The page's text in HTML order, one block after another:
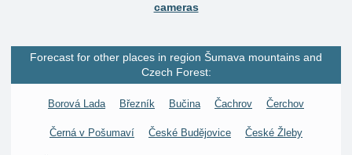
cameras
Forecast for other places in region Šumava mountains and
Czech Forest:
Borová Lada Březník Bučina Čachrov Čerchov
Černá v Pošumaví České Budějovice České Žleby